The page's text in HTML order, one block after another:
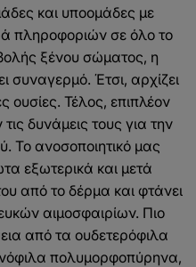
και υποομάδες με
πληροφοριών σε όλο το
ξένου σώματος, η
Έτσι, αρχίζει
ουσίες. Τέλος, επιπλέον
δυνάμεις τους για την
Το ανοσοποιητικό μας
εξωτερικά και μετά
από το δέρμα και φτάνει
αιμοσφαιρίων. Πιο
από τα ουδετερόφιλα
πολυμορφοπύρηνα,